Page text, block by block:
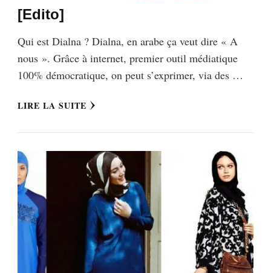
[Edito]
Qui est Dialna ? Dialna, en arabe ça veut dire « A
nous ». Grâce à internet, premier outil médiatique
100% démocratique, on peut s’exprimer, via des …
LIRE LA SUITE